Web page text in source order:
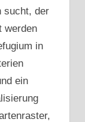
sucht, der
werden
in
ein